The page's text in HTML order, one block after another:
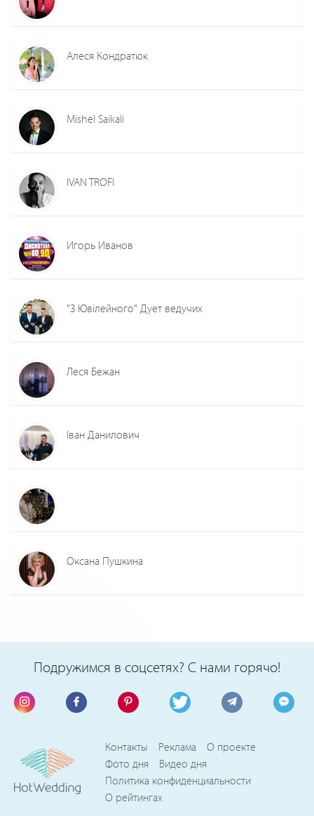
Алеся Кондратюк
Mishel Saikali
IVAN TROFI
Игорь Иванов
"З Ювілейного" Дует ведучих
Леся Бежан
Іван Данилович
Оксана Пушкина
Подружимся в соцсетях? С нами горячо!
Контакты Реклама
О проекте
Фото дня
Видео дня
Политика конфиденциальности
О рейтингах